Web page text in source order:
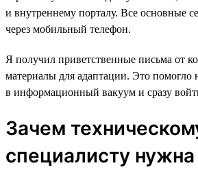
и внутреннему порталу. Все основные
через мобильный телефон.
Я получил приветственные письма от
материалы для адаптации. Это помогло
в информационный вакуум и сразу
Зачем
специалисту